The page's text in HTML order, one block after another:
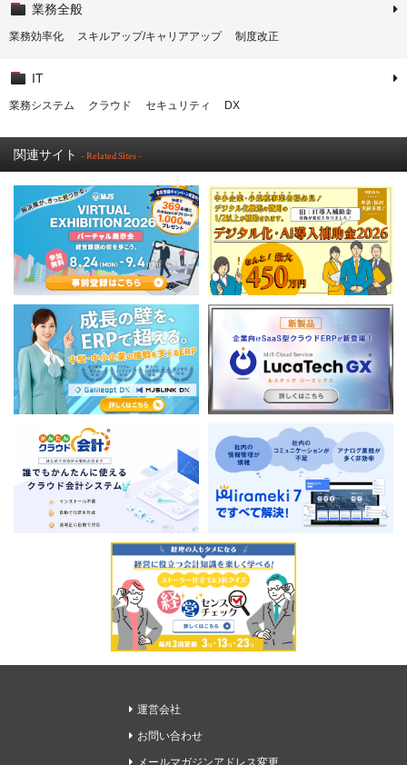
業務全般
業務効率化 スキルアップ/キャリアアップ 制度改正
IT
業務システム クラウド セキュリティ DX
関連サイト - Related Sites -
運営会社
お問い合わせ